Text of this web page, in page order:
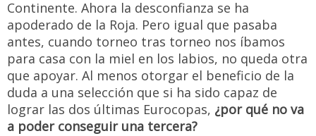
Continente. Ahora la desconfianza se ha
apoderado de la Roja. Pero igual que pasaba
antes, cuando torneo tras torneo nos íbamos
para casa con la miel en los labios, no queda otra
que apoyar. Al menos otorgar el beneficio de la
duda a una selección que si ha sido capaz de
lograr las dos últimas Eurocopas, ¿por qué no va
a poder conseguir una tercera?